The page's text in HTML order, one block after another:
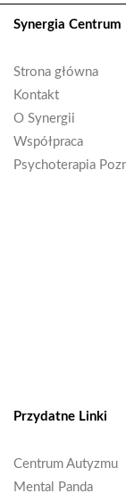
Synergia Centrum
Strona główna
Kontakt
O Synergii
Współpraca
Psychoterapia
Przydatne Linki
Centrum Autyzmu
Mental Panda